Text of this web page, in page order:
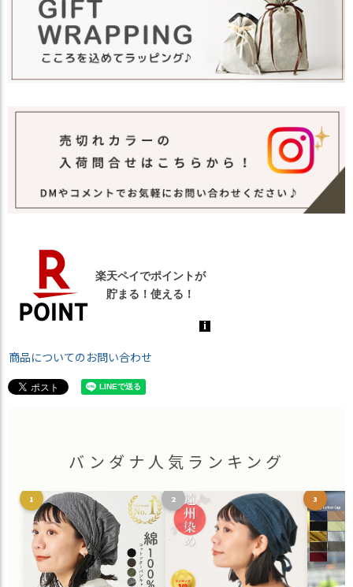
商品についてのお問い合わせ
バンダナ人気ランキング
1 2 3